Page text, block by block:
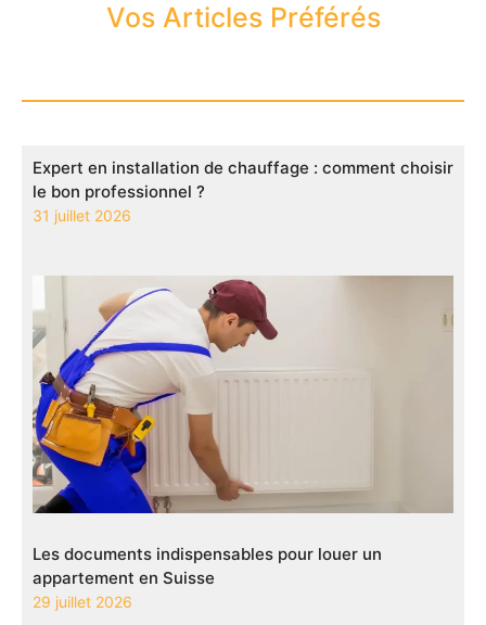
Vos Articles Préférés
Expert en installation de chauffage : comment choisir
le bon professionnel ?
31 juillet 2026
Les documents indispensables pour louer un
appartement en Suisse
29 juillet 2026